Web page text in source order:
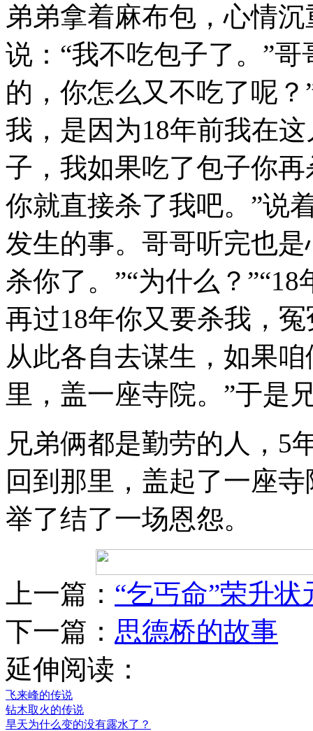
弟弟拿着麻布包，心情
说：“我不吃包子了。”
的，你怎么又不吃了呢
我，是因为18年前我在
子，我如果吃了包子你
你就直接杀了我吧。”说
发生的事。哥哥听完也
杀你了。”“为什么？
再过18年你又要杀我，
从此各自去谋生，如果
里，盖一座寺院。”于是
兄弟俩都是勤劳的人，5
回到那里，盖起了一座
举了结了一场恩怨。
上一篇： “乞丐命”荣升
下一篇： 思德桥的故事
延伸阅读：
飞来峰的传说
钻木取火的传说
旱天为什么变的没有露水了？